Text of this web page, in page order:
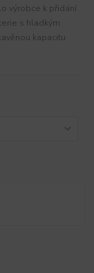
výrobce k přidání
s hladkým
kapacitu